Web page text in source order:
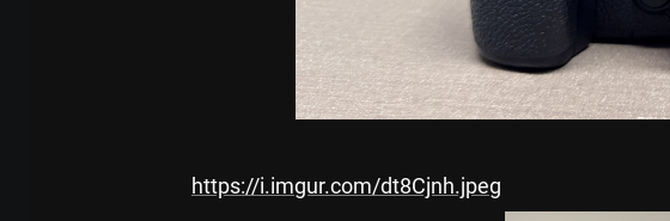
https://i.imgur.com/dt8Cjnh.jpeg